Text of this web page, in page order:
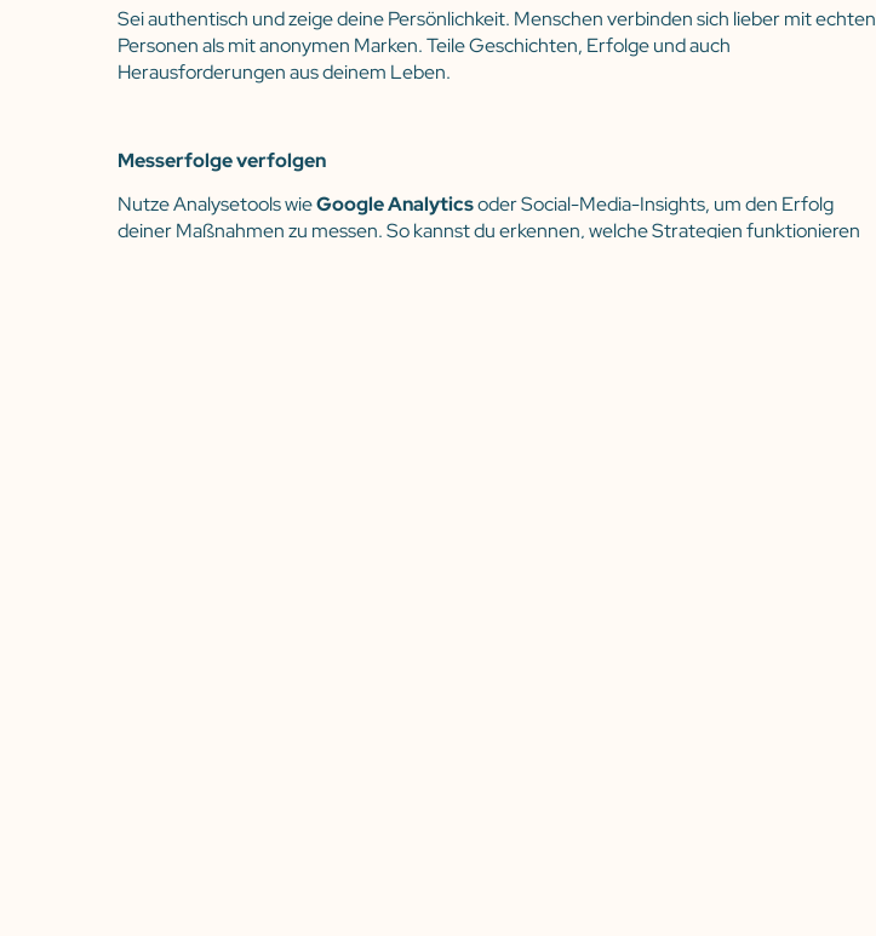
Sei authentisch und zeige deine Persönlichkeit. Menschen verbinden sich lieber mit echten
Personen als mit anonymen Marken. Teile Geschichten, Erfolge und auch
Herausforderungen aus deinem Leben.
Messerfolge verfolgen
Nutze Analysetools wieGoogle Analyticsoder Social-Media-Insights, um den Erfolg
deiner Maßnahmen zu messen. So kannst du erkennen, welche Strategien funktionieren